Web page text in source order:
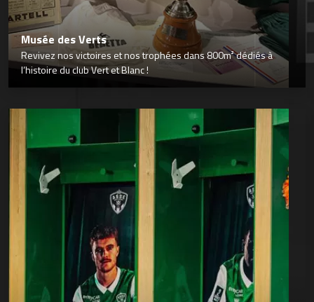
Musée des Verts
Revivez nos victoires et nos trophées dans 800m² dédiés à
l’histoire du club Vert et Blanc !